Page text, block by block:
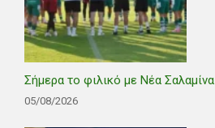
Σήμερα το φιλικό με Νέα Σαλαμίνα
05/08/2026